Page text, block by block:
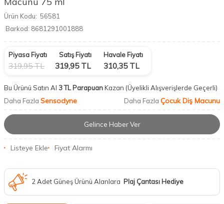
Ürün Kodu: 56581
Barkod: 8681291001888
Piyasa Fiyatı
319,95TL
Satış Fiyatı
319,95TL
Havale Fiyatı
310,35TL
Bu Ürünü Satın Al 3 TL ParapuanKazan (Üyelikli Alışverişlerde Geçerli)
Daha Fazla Sensodyne Daha Fazla Çocuk Diş Macunu
Gelince Haber Ver
Listeye Ekle Fiyat Alarmı
2 Adet Güneş Ürünü Alanlara Plaj Çantası Hediye